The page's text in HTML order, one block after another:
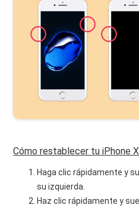
Cómo restablecer tu iPhone
Haga clic rápidamente y
su izquierda.
Haz clic rápidamente y